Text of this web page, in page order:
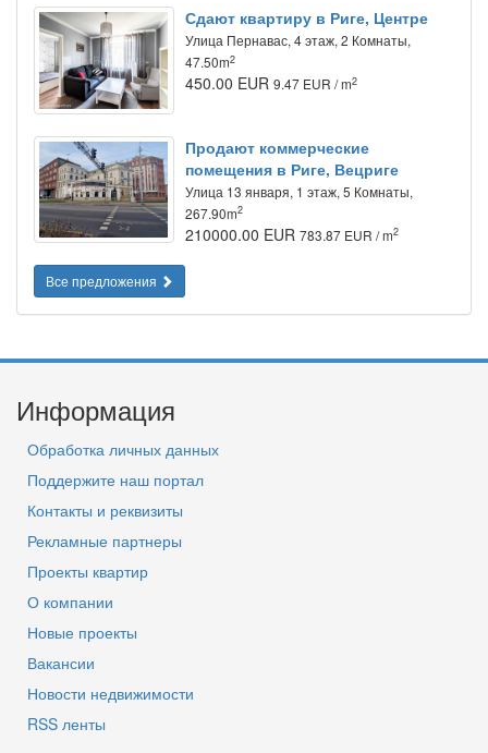
Сдают квартиру в Риге, Центре
Улица Пернавас, 4 этаж, 2 Комнаты,
47.50m2
450.00 EUR 9.47 EUR / m2
Продают коммерческие
помещения в Риге, Вецриге
Улица 13 января, 1 этаж, 5 Комнаты,
267.90m2
210000.00 EUR 783.87 EUR / m2
Все предложения
Информация
Обработка личных данных
Поддержите наш портал
Контакты и реквизиты
Рекламные партнеры
Проекты квартир
О компании
Новые проекты
Вакансии
Новости недвижимости
RSS ленты